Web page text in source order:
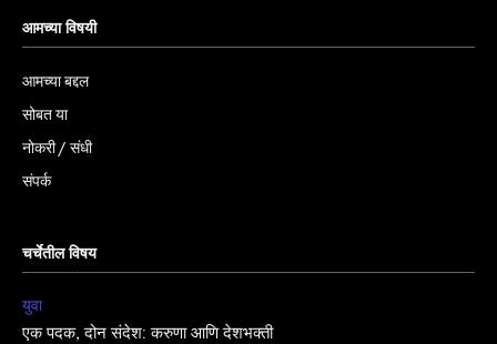
आमच्या विषयी
आमच्या बद्दल
सोबत या
नोकरी / संधी
संपर्क
चर्चेतील विषय
युवा
एक पदक, दोन संदेश: करुणा आणि देशभक्ती